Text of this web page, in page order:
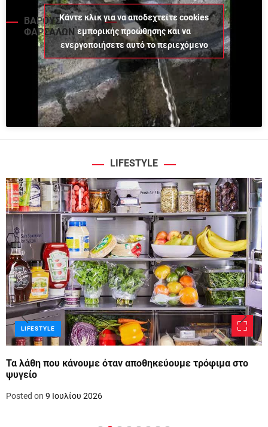
ΒΑΡΟΥΣΙ
ΦΑΡΣΑΛΩΝ
Κάντε κλικ για να αποδεχτείτε cookies
εμπορικής προώθησης και να
ενεργοποιήσετε αυτό το περιεχόμενο
LIFESTYLE
LIFESTYLE
Τα λάθη που κάνουμε όταν αποθηκεύουμε τρόφιμα στο
ψυγείο
Posted on 9 Ιουλίου 2026